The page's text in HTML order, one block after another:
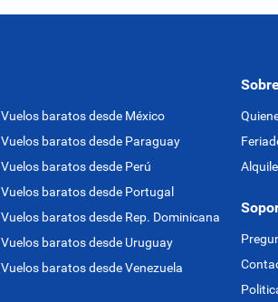
Vuelos baratos desde México
Vuelos baratos desde Paraguay
Vuelos baratos desde Perú
Vuelos baratos desde Portugal
Vuelos baratos desde Rep. Dominicana
Vuelos baratos desde Uruguay
Vuelos baratos desde Venezuela